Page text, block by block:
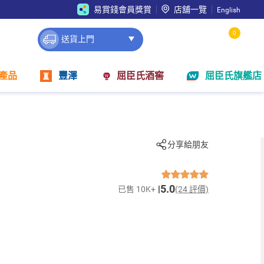
易賞錢會員獎賞 店舖一覽 English
送貨上門
0
品 豐澤 屈臣氏酒窖 屈臣氏旗艦店
分享給朋友
已售 10K+ 5.0(24 評價)